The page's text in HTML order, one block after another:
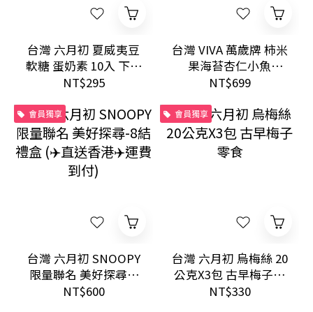
台灣 六月初 夏威夷豆
軟糖 蛋奶素 10入 下午
茶送禮甜點
NT$295
台灣 VIVA 萬歲牌 柿米
果海苔杏仁小魚
38g×20包 好市多人氣
港✈️運費到付)
NT$699
會員獨享
台灣 六月初 SNOOPY
限量聯名 美好探尋-8
結禮盒 (✈️直送香港✈️
NT$600
會員獨享
台灣 六月初 烏梅絲 20
公克X3包 古早梅子零
食
NT$330